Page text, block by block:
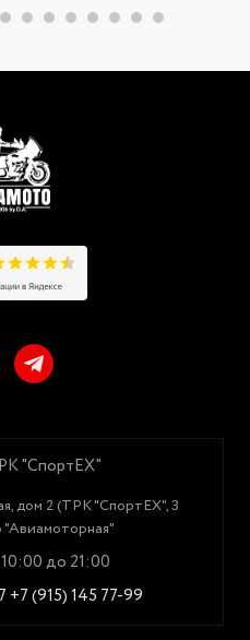
"СпортЕХ"
дом 2 (ТРК "СпортЕХ", 3
"Авиамоторная"
до 21:00
+7 (915) 145 77-99